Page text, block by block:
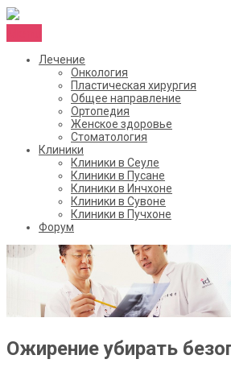
Лечение
Онкология
Пластическая хирургия
Общее направление
Ортопедия
Женское здоровье
Стоматология
Клиники
Клиники в Сеуле
Клиники в Пусане
Клиники в Инчхоне
Клиники в Сувоне
Клиники в Пучхоне
Форум
Ожирение убирать